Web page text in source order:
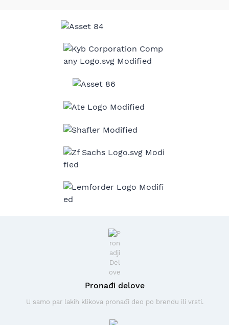
Pronađi delove
U samo par lakih klikova pronađi deo po brendu ili vrsti.